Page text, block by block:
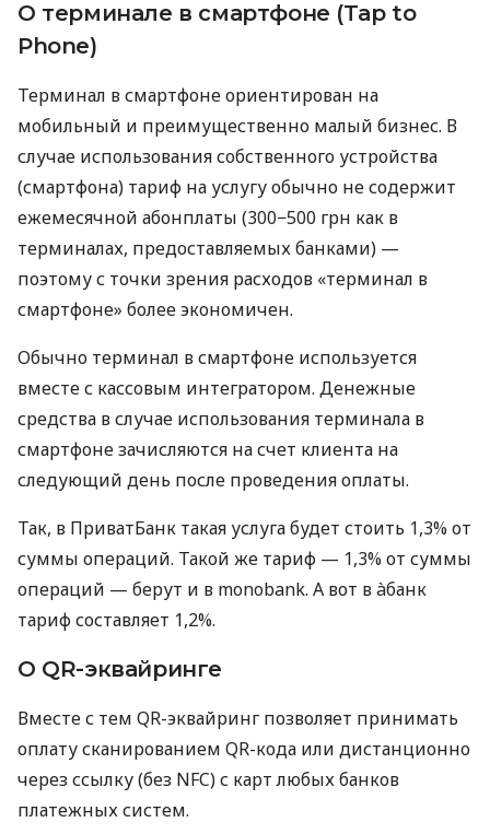
О терминале в смартфоне (Tap to
Phone)
Терминал в смартфоне ориентирован на
мобильный и преимущественно малый бизнес. В
случае использования собственного устройства
(смартфона) тариф на услугу обычно не содержит
ежемесячной абонплаты (300−500 грн как в
терминалах, предоставляемых банками) —
поэтому с точки зрения расходов «терминал в
смартфоне» более экономичен.
Обычно терминал в смартфоне используется
вместе с кассовым интегратором. Денежные
средства в случае использования терминала в
смартфоне зачисляются на счет клиента на
следующий день после проведения оплаты.
Так, в ПриватБанк такая услуга будет стоить 1,3% от
суммы операций. Такой же тариф — 1,3% от суммы
операций — берут и в monobank. А вот в àбанк
тариф составляет 1,2%.
О QR-эквайринге
Вместе с тем QR-эквайринг позволяет принимать
оплату сканированием QR-кода или дистанционно
через ссылку (без NFC) с карт любых банков
платежных систем.